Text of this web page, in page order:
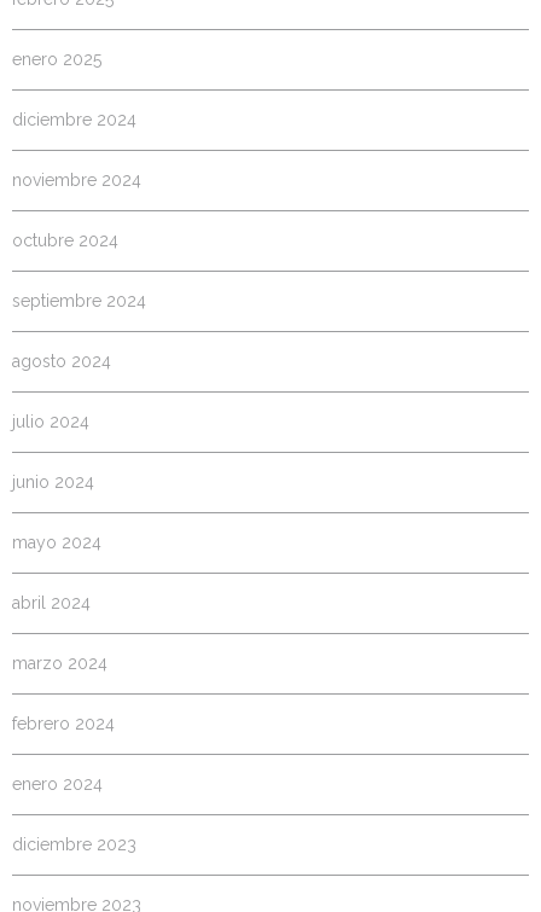
enero 2025
diciembre 2024
noviembre 2024
octubre 2024
septiembre 2024
agosto 2024
julio 2024
junio 2024
mayo 2024
abril 2024
marzo 2024
febrero 2024
enero 2024
diciembre 2023
noviembre 2023